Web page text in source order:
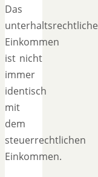
Das
unterhaltsrechtliche
Einkommen
ist nicht
immer
identisch
mit
dem
steuerrechtlichen
Einkommen.